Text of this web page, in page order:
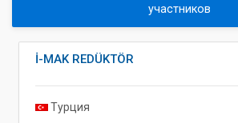
участников
İ-MAK REDÜKTÖR
Турция